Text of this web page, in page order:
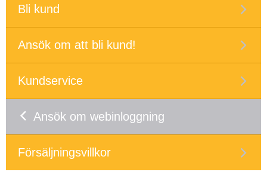
Bli kund
Ansök om att bli kund!
Kundservice
Ansök om webinloggning
Försäljningsvillkor